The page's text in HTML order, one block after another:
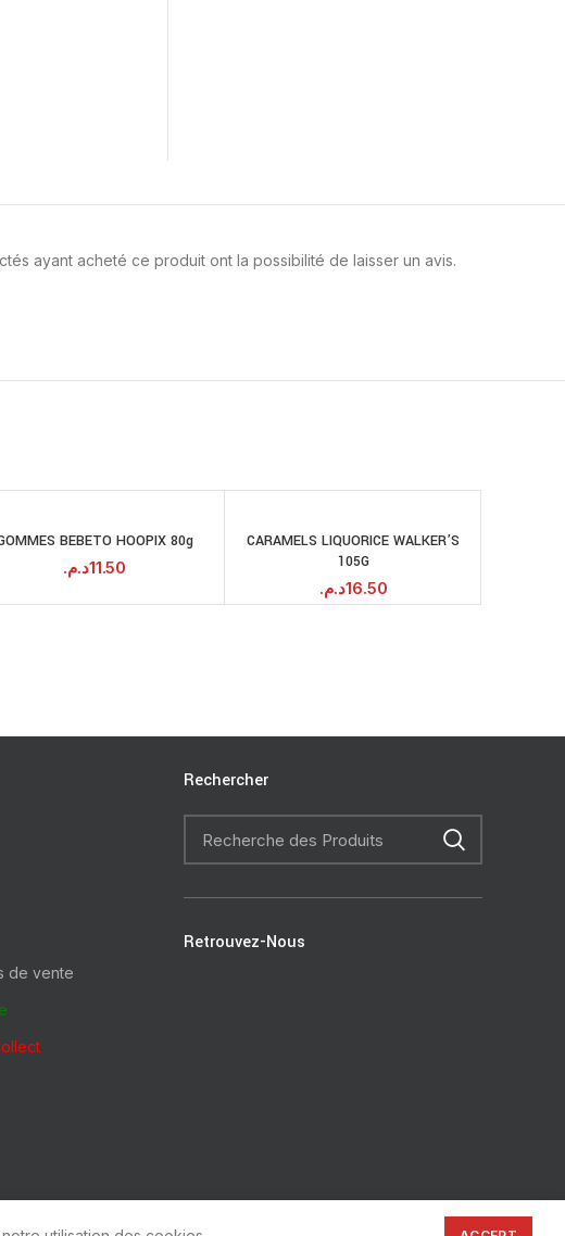
ayant acheté ce produit ont la possibilité de laisser un avis.
AJOUTER AU
PANIER
BEBETO HOOPIX 80g
11.50د.م.
AJOUTER AU
CARAMELS LIQUORICE WALKER’S
105G
16.50د.م.
de vente
Rechercher
Retrouvez-Nous